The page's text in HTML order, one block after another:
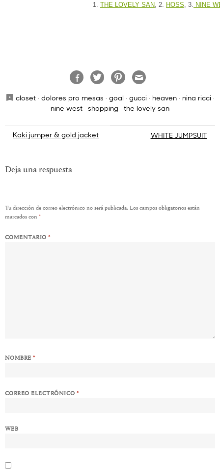
1. THE LOVELY SAN , 2. HOSS , 3. NINE
closet· dolores pro mesas · goal · gucci · heaven· nina ricci ·
nine west · shopping · the lovely san
Navegación
entradas
Kaki jumper & gold jacket WHITE JUMPSUIT
Deja una respuesta
Tu dirección de correo electrónico no será publicada. Los campos obligatorios están
marcados con *
COMENTARIO*
NOMBRE*
CORREO ELECTRÓNICO*
WEB